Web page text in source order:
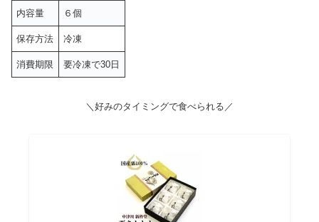
内容量 ６個
保存方法 冷凍
消費期限 要冷凍で30日
＼好みのタイミングで食べられる／